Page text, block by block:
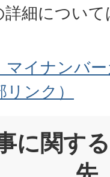
詳細につい
マイナンバ
ンク）
に関す